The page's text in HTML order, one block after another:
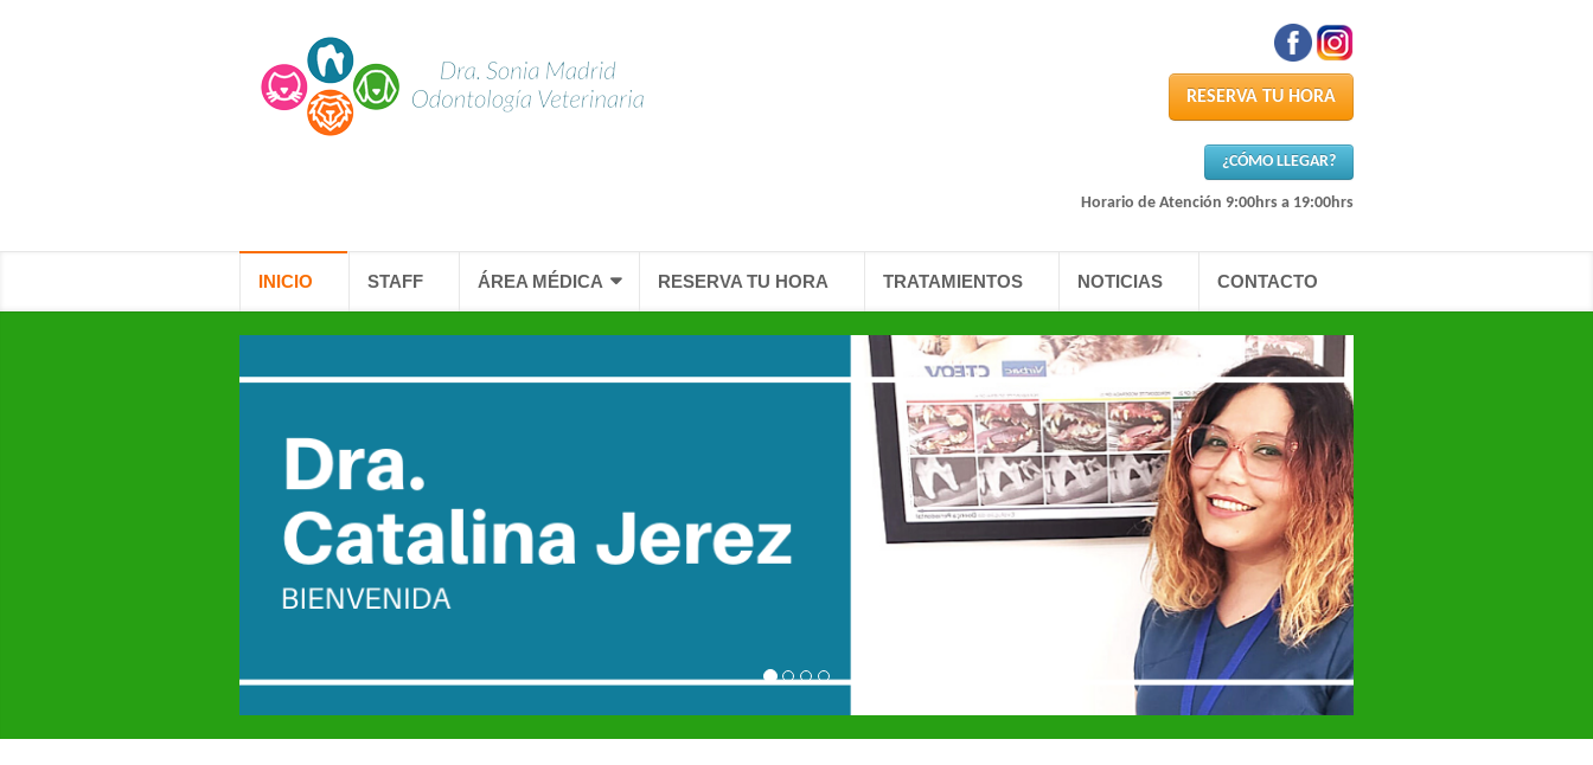
RESERVA TU HORA
¿CÓMO LLEGAR?
Horario de Atención 9:00hrs a 19:00hrs
INICIO STAFF ÁREA MÉDICA RESERVA TU HORA TRATAMIENTOS NOTICIAS CONTACTO
Bienvenida